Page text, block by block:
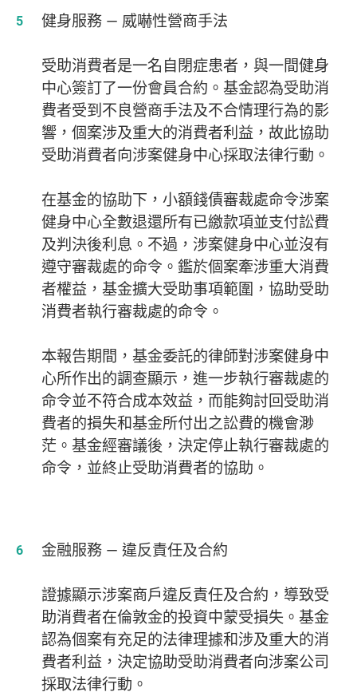
健身服務 — 威嚇性營商手法
受助消費者是一名自閉症患者，與一間健身
中心簽訂了一份會員合約。基金認為受助消
費者受到不良營商手法及不合情理行為的影
響，個案涉及重大的消費者利益，故此協助
受助消費者向涉案健身中心採取法律行動。
在基金的協助下，小額錢債審裁處命令涉案
健身中心全數退還所有已繳款項並支付訟費
及判決後利息。不過，涉案健身中心並沒有
遵守審裁處的命令。鑑於個案牽涉重大消費
者權益，基金擴大受助事項範圍，協助受助
消費者執行審裁處的命令。
本報告期間，基金委託的律師對涉案健身中
心所作出的調查顯示，進一步執行審裁處的
命令並不符合成本效益，而能夠討回受助消
費者的損失和基金所付出之訟費的機會渺
茫。基金經審議後，決定停止執行審裁處的
命令，並終止受助消費者的協助。
金融服務 — 違反責任及合約
證據顯示涉案商戶違反責任及合約，導致受
助消費者在倫敦金的投資中蒙受損失。基金
認為個案有充足的法律理據和涉及重大的消
費者利益，決定協助受助消費者向涉案公司
採取法律行動。